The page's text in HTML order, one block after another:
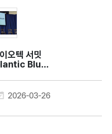
Blue
innovatio
2026-03-26